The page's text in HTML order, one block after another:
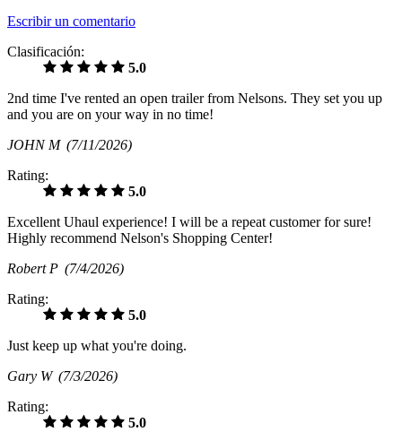
Escribir un comentario
Clasificación:
5.0
2nd time I've rented an open trailer from Nelsons. They set you up
and you are on your way in no time!
JOHN M (7/11/2026)
Rating:
5.0
Excellent Uhaul experience! I will be a repeat customer for sure!
Highly recommend Nelson's Shopping Center!
Robert P (7/4/2026)
Rating:
5.0
Just keep up what you're doing.
Gary W (7/3/2026)
Rating:
5.0